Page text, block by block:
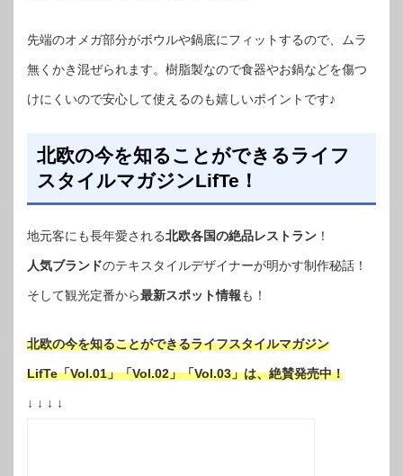
先端のオメガ部分がボウルや鍋底にフィットするので、ムラ
無くかき混ぜられます。樹脂製なので食器やお鍋などを傷つ
けにくいので安心して使えるのも嬉しいポイントです♪
北欧の今を知ることができるライフ
スタイルマガジンLifTe！
地元客にも長年愛される北欧各国の絶品レストラン ！
人気ブランドのテキスタイルデザイナーが明かす制作秘話！
そして観光定番から最新スポット情報も！
北欧の今を知ることができるライフスタイルマガジン
LifTe「Vol.01」「Vol.02」「Vol.03」は、絶賛発売中！
↓ ↓ ↓ ↓